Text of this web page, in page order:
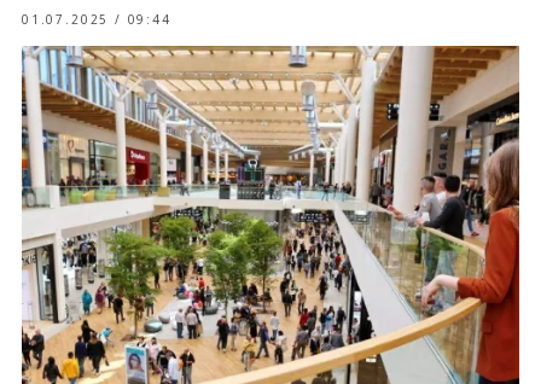
01.07.2025 / 09:44